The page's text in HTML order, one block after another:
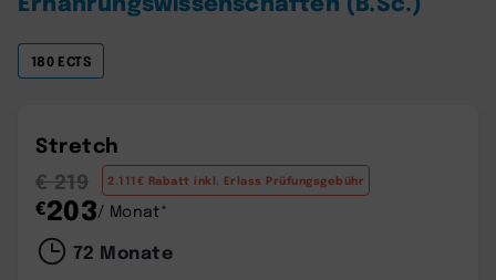
180 ECTS
Stretch
€ 219
2.111€ Rabatt inkl. Erlass Prüfungsgebühr
€203/ Monat*
72 Monate